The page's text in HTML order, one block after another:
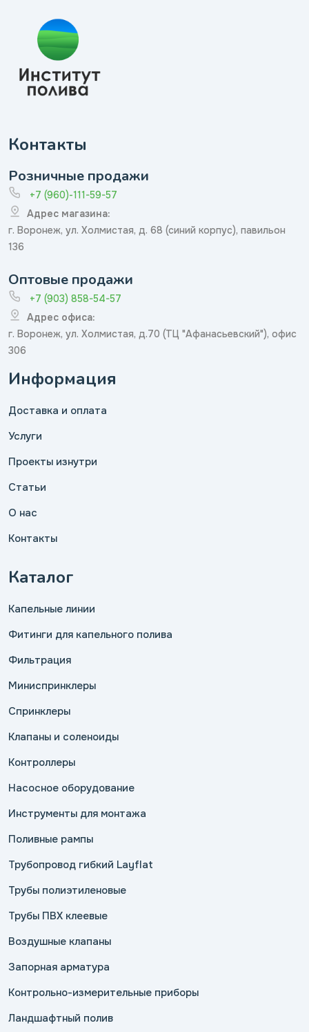
Контакты
Розничные продажи
+7 (960)-111-59-57
Адрес магазина:
г. Воронеж, ул. Холмистая, д. 68 (синий корпус), павильон
136
Оптовые продажи
+7 (903) 858-54-57
Адрес офиса:
г. Воронеж, ул. Холмистая, д.70 (ТЦ "Афанасьевский"), офис
306
Информация
Доставка и оплата
Услуги
Проекты изнутри
Статьи
О нас
Контакты
Каталог
Капельные линии
Фитинги для капельного полива
Фильтрация
Миниспринклеры
Спринклеры
Клапаны и соленоиды
Контроллеры
Насосное оборудование
Инструменты для монтажа
Поливные рампы
Трубопровод гибкий Layflat
Трубы полиэтиленовые
Трубы ПВХ клеевые
Воздушные клапаны
Запорная арматура
Контрольно-измерительные приборы
Ландшафтный полив